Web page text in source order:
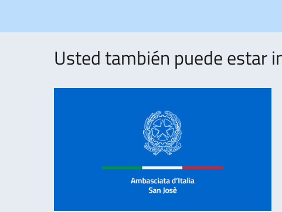
Usted también puede estar